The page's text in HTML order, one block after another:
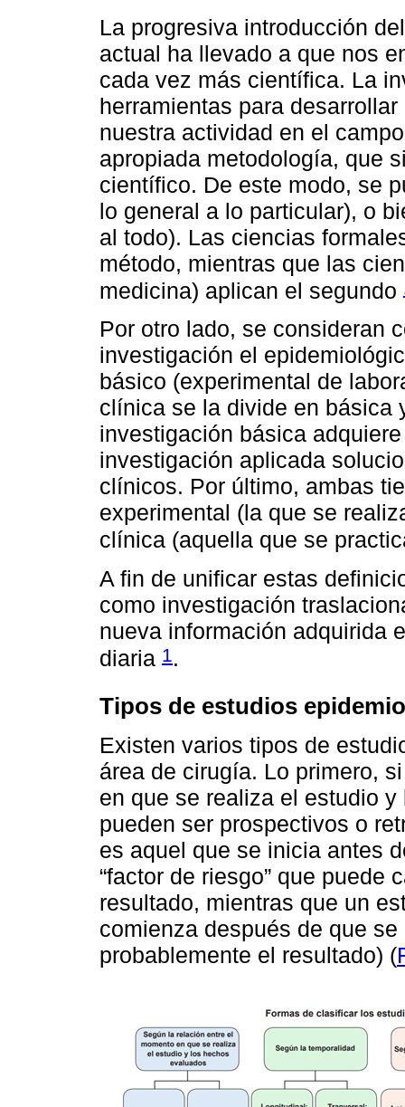
La progresiva introducción
actual ha llevado a que nos
cada vez más científica. La
herramientas para
nuestra actividad en el
apropiada metodología, que
científico. De este modo, se
lo general a lo particular), o
al todo). Las ciencias
método, mientras que las
medicina) aplican el segundo
Por otro lado, se consideran
investigación el
básico (experimental de
clínica se la divide en básica
investigación básica
investigación aplicada
clínicos. Por último, ambas
experimental (la que se
clínica (aquella que se
A fin de unificar estas
como investigación
nueva información adquirida
diaria 1.
Tipos de estudios
Existen varios tipos de
área de cirugía. Lo primero,
en que se realiza el estudio
pueden ser prospectivos o
es aquel que se inicia antes
“factor de riesgo” que puede
resultado, mientras que un
comienza después de que
probablemente el resultado) (